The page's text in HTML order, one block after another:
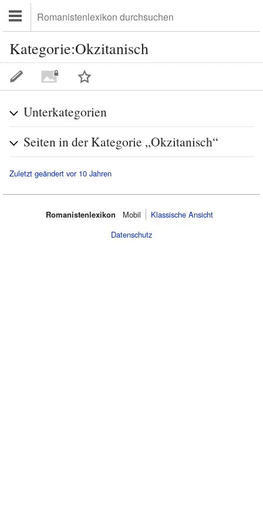
Kategorie:Okzitanisch
Unterkategorien
Seiten in der Kategorie „Okzitanisch“
Zuletzt geändert vor 10 Jahren
Romanistenlexikon Mobil‌
Klassische Ansicht
Datenschutz